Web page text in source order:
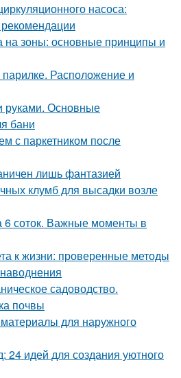
насоса:
на зоны: основные принципы и
Расположение и
руками. Основные
бани
с паркетником после
лишь фантазией
клумб для высадки возле
6 соток. Важные моменты в
к жизни: проверенные методы
садоводство.
почвы
для наружного
идей для создания уютного